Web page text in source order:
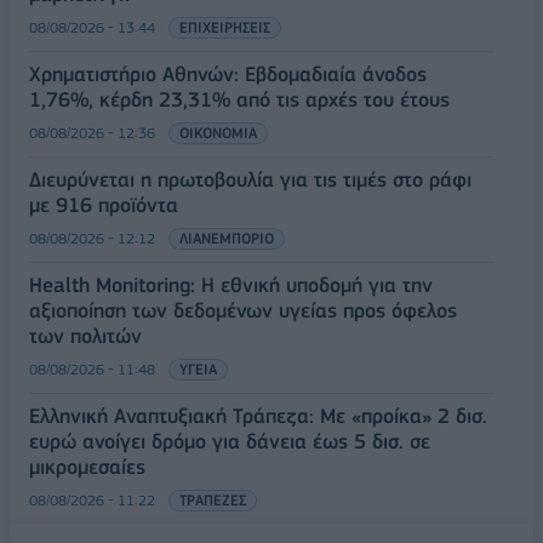
08/08/2026 - 13:44 ΕΠΙΧΕΙΡΗΣΕΙΣ
Χρηματιστήριο Αθηνών: Εβδομαδιαία άνοδος
1,76%, κέρδη 23,31% από τις αρχές του έτους
08/08/2026 - 12:36 ΟΙΚΟΝΟΜΙΑ
Διευρύνεται η πρωτοβουλία για τις τιμές στο ράφι
με 916 προϊόντα
08/08/2026 - 12:12 ΛΙΑΝΕΜΠΟΡΙΟ
Health Monitoring: Η εθνική υποδομή για την
αξιοποίηση των δεδομένων υγείας προς όφελος
των πολιτών
08/08/2026 - 11:48 ΥΓΕΙΑ
Ελληνική Αναπτυξιακή Τράπεζα: Με «προίκα» 2 δισ.
ευρώ ανοίγει δρόμο για δάνεια έως 5 δισ. σε
μικρομεσαίες
08/08/2026 - 11:22 ΤΡΑΠΕΖΕΣ